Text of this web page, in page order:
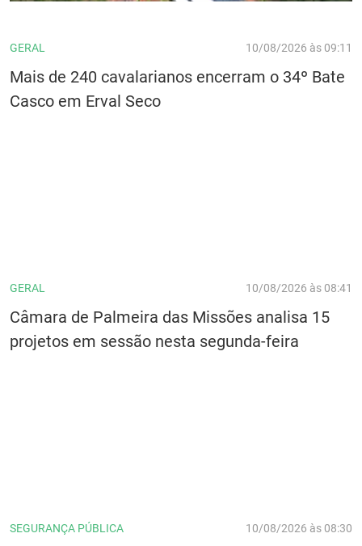
GERAL 10/08/2026 às 09:11
Mais de 240 cavalarianos encerram o 34º Bate
Casco em Erval Seco
GERAL 10/08/2026 às 08:41
Câmara de Palmeira das Missões analisa 15
projetos em sessão nesta segunda-feira
SEGURANÇA PÚBLICA 10/08/2026 às 08:30